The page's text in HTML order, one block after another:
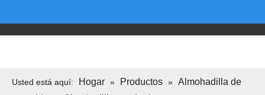
Usted está aquí: Hogar » Productos » Almohadilla de